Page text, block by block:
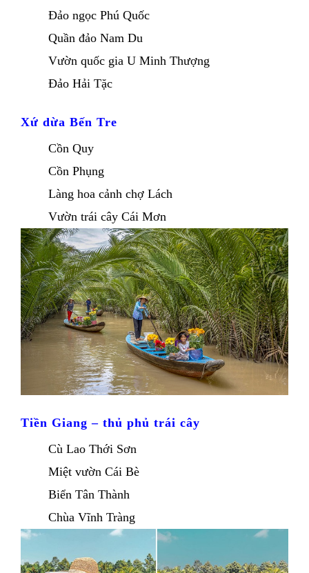
Đảo ngọc Phú Quốc
Quần đảo Nam Du
Vườn quốc gia U Minh Thượng
Đảo Hải Tặc
Xứ dừa Bến Tre
Cồn Quy
Cồn Phụng
Làng hoa cảnh chợ Lách
Vườn trái cây Cái Mơn
Tiền Giang – thủ phủ trái cây
Cù Lao Thới Sơn
Miệt vườn Cái Bè
Biển Tân Thành
Chùa Vĩnh Tràng